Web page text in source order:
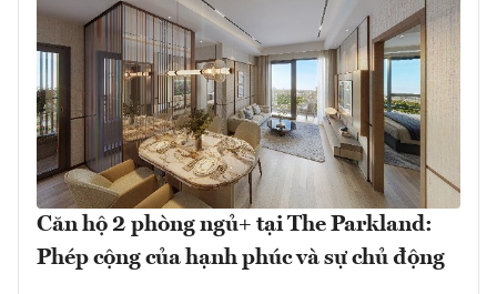
Căn hộ 2 phòng ngủ+ tại The Parkland:
Phép cộng của hạnh phúc và sự chủ động